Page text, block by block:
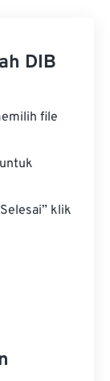
DIB
file
untuk
klik